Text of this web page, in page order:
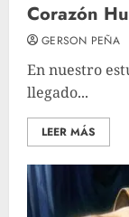
Corazón
GERSON PEÑA
En nuestro
llegado...
LEER MÁS